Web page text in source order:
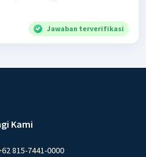
Jawaban terverifikasi
Kami
815-7441-0000